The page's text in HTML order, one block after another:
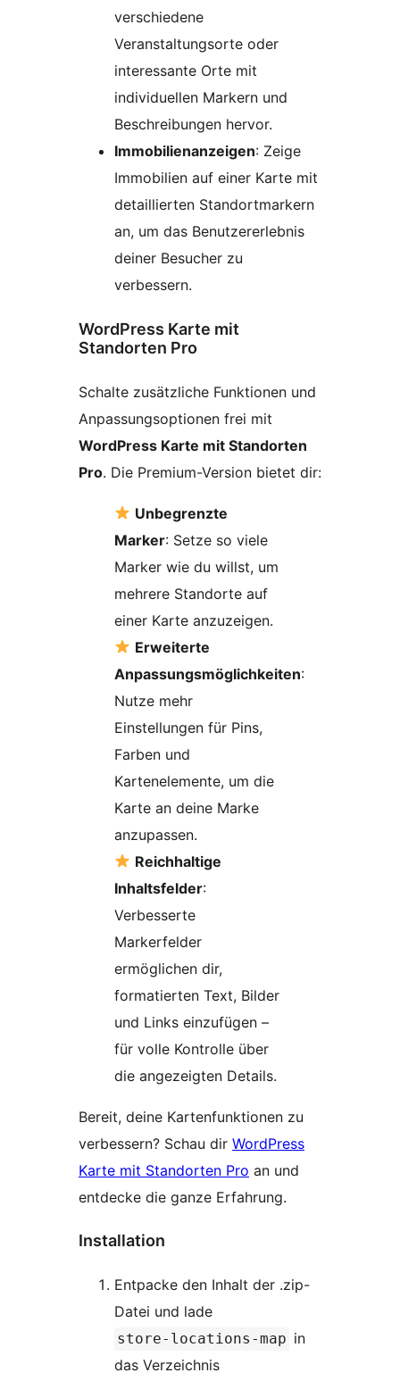
verschiedene
Veranstaltungsorte oder
interessante Orte mit
individuellen Markern und
Beschreibungen hervor.
Immobilienanzeigen: Zeige
Immobilien auf einer Karte mit
detaillierten Standortmarkern
an, um das Benutzererlebnis
deiner Besucher zu
verbessern.
WordPress Karte mit
Standorten Pro
Schalte zusätzliche Funktionen und
Anpassungsoptionen frei mit
WordPress Karte mit Standorten
Pro. Die Premium-Version bietet dir:
Unbegrenzte
Marker: Setze so viele
Marker wie du willst, um
mehrere Standorte auf
einer Karte anzuzeigen.
Erweiterte
Anpassungsmöglichkeiten:
Nutze mehr
Einstellungen für Pins,
Farben und
Kartenelemente, um die
Karte an deine Marke
anzupassen.
Reichhaltige
Inhaltsfelder:
Verbesserte
Markerfelder
ermöglichen dir,
formatierten Text, Bilder
und Links einzufügen –
für volle Kontrolle über
die angezeigten Details.
Bereit, deine Kartenfunktionen zu
verbessern? Schau dir WordPress
Karte mit Standorten Pro an und
entdecke die ganze Erfahrung.
Installation
Entpacke den Inhalt der .zip-
Datei und lade
store-locations-map in
das Verzeichnis